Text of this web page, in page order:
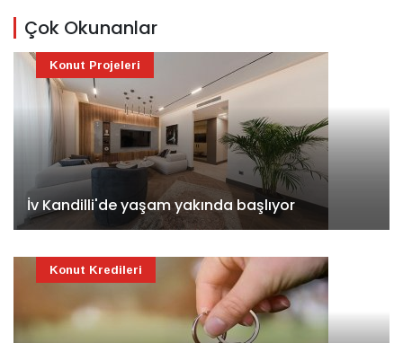
Çok Okunanlar
İv Kandilli'de yaşam yakında başlıyor
Konut Projeleri
Konut Kredileri